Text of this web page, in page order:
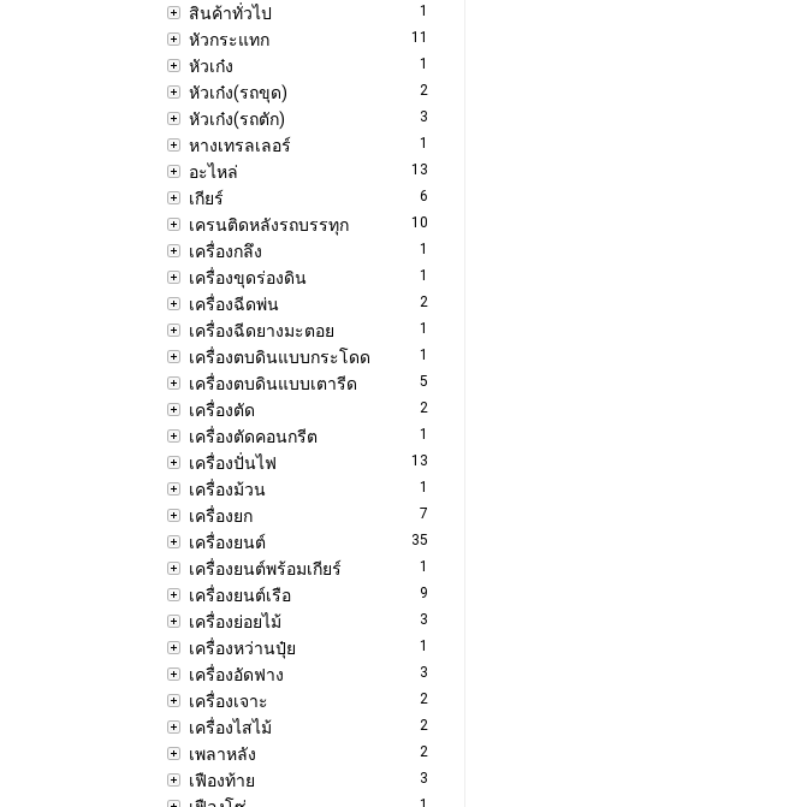
สินค้าทั่วไป 1
หัวกระแทก 11
หัวเก๋ง 1
หัวเก๋ง(รถขุด) 2
หัวเก๋ง(รถตัก) 3
หางเทรลเลอร์ 1
อะไหล่ 13
เกียร์ 6
เครนติดหลังรถบรรทุก 10
เครื่องกลึง 1
เครื่องขุดร่องดิน 1
เครื่องฉีดพ่น 2
เครื่องฉีดยางมะตอย 1
เครื่องตบดินแบบกระโดด 1
เครื่องตบดินแบบเตารีด 5
เครื่องตัด 2
เครื่องตัดคอนกรีต 1
เครื่องปั่นไฟ 13
เครื่องม้วน 1
เครื่องยก 7
เครื่องยนต์ 35
เครื่องยนต์พร้อมเกียร์ 1
เครื่องยนต์เรือ 9
เครื่องย่อยไม้ 3
เครื่องหว่านปุ๋ย 1
เครื่องอัดฟาง 3
เครื่องเจาะ 2
เครื่องไสไม้ 2
เพลาหลัง 2
เฟืองท้าย 3